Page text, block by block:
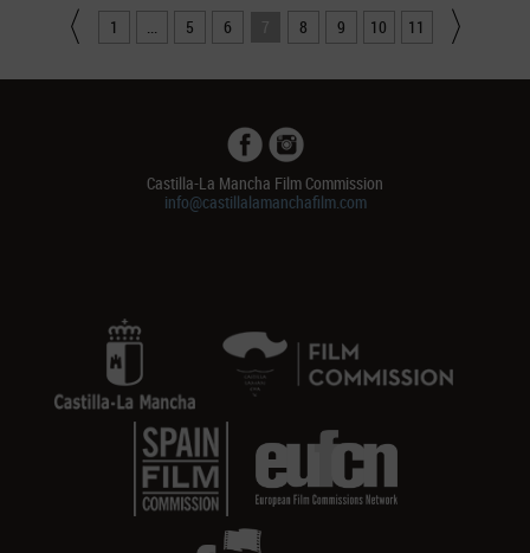
1 ... 5 6 7 8 9 10 11
Castilla-La Mancha Film Commission
info@castillalamanchafilm.com